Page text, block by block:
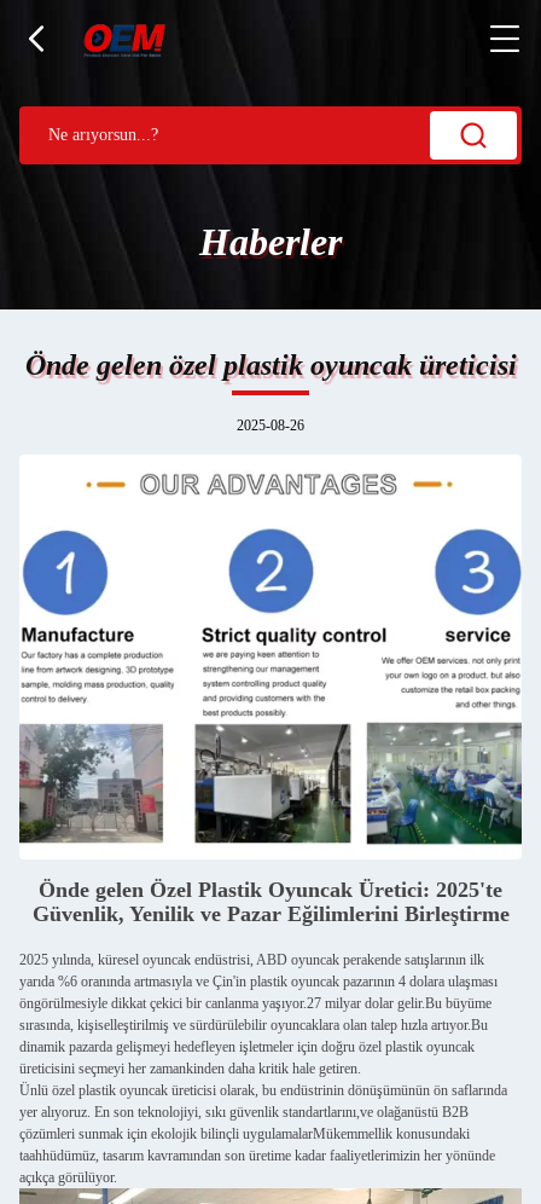
Haberler
Önde gelen özel plastik oyuncak üreticisi
2025-08-26
Önde gelen Özel Plastik Oyuncak Üretici: 2025'te
Güvenlik, Yenilik ve Pazar Eğilimlerini Birleştirme
2025 yılında, küresel oyuncak endüstrisi, ABD oyuncak perakende satışlarının ilk
yarıda %6 oranında artmasıyla ve Çin'in plastik oyuncak pazarının 4 dolara ulaşması
öngörülmesiyle dikkat çekici bir canlanma yaşıyor.27 milyar dolar gelir.Bu büyüme
sırasında, kişiselleştirilmiş ve sürdürülebilir oyuncaklara olan talep hızla artıyor.Bu
dinamik pazarda gelişmeyi hedefleyen işletmeler için doğru özel plastik oyuncak
üreticisini seçmeyi her zamankinden daha kritik hale getiren.
Ünlü özel plastik oyuncak üreticisi olarak, bu endüstrinin dönüşümünün ön saflarında
yer alıyoruz. En son teknolojiyi, sıkı güvenlik standartlarını,ve olağanüstü B2B
çözümleri sunmak için ekolojik bilinçli uygulamalarMükemmellik konusundaki
taahhüdümüz, tasarım kavramından son üretime kadar faaliyetlerimizin her yönünde
açıkça görülüyor.